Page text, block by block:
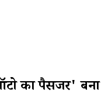
पैसेंजर' बना